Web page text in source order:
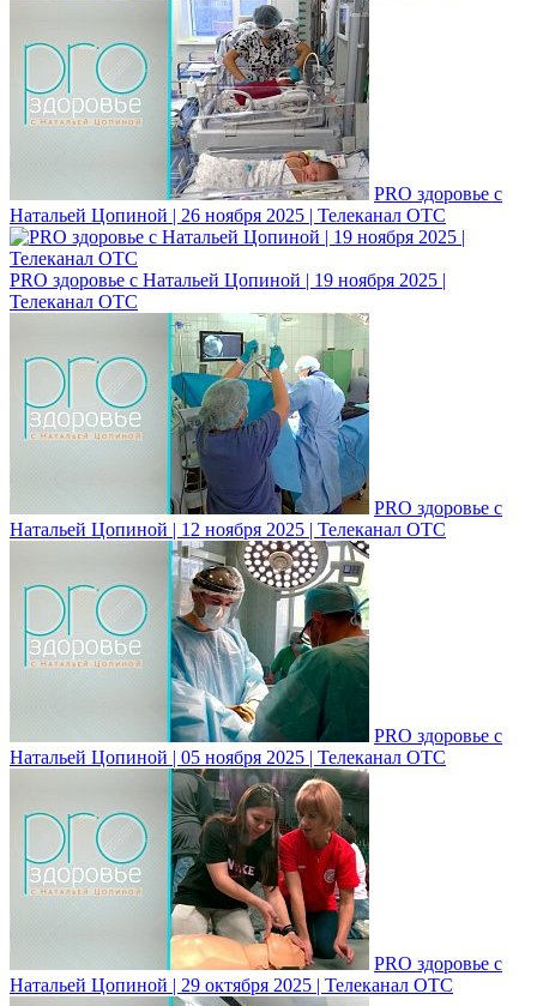
PRO здоровье с
Натальей Цопиной | 26 ноября 2025 | Телеканал ОТС
PRO здоровье с Натальей Цопиной | 19 ноября 2025 |
Телеканал ОТС
PRO здоровье с
Натальей Цопиной | 12 ноября 2025 | Телеканал ОТС
PRO здоровье с
Натальей Цопиной | 05 ноября 2025 | Телеканал ОТС
PRO здоровье с
Натальей Цопиной | 29 октября 2025 | Телеканал ОТС